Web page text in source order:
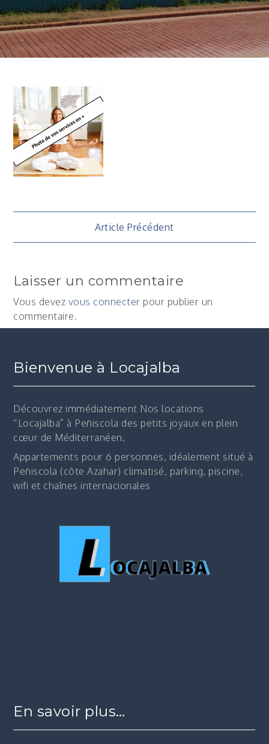
Navigation
l’article
Article Précédent
Laisser un commentaire
Vous devez vous connecter pour publier un
commentaire.
Bienvenue à Locajalba
Découvrez immédiatement Nos locations
“Locajalba” à Peñiscola des petits joyaux en plein
cœur de Méditerranéen.
Appartements pour 6 personnes, idéalement situé à
Peñiscola (côte Azahar) climatisé, parking, piscine,
wifi et chaînes internacionales
En savoir plus…